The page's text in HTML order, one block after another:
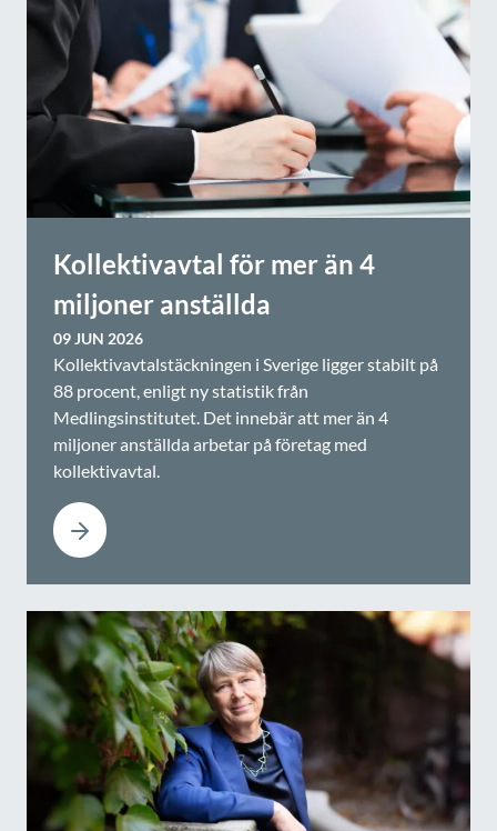
Kollektivavtal för mer än 4
miljoner anställda
09 JUN 2026
Kollektivavtalstäckningen i Sverige ligger stabilt på
88 procent, enligt ny statistik från
Medlingsinstitutet. Det innebär att mer än 4
miljoner anställda arbetar på företag med
kollektivavtal.